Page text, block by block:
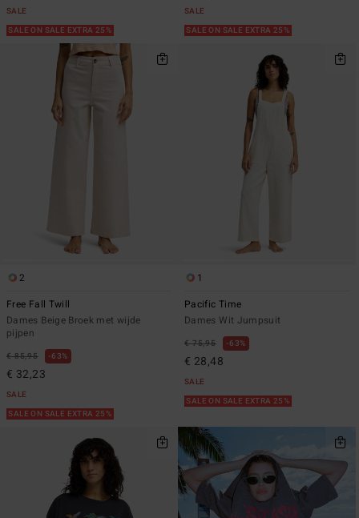
SALE
SALE ON SALE EXTRA 25%
SALE
SALE ON SALE EXTRA 25%
2
Free Fall Twill
Dames Beige Broek met wijde
pijpen
€ 85,95 63%
€ 32,23
SALE
SALE ON SALE EXTRA 25%
1
Pacific Time
Dames Wit Jumpsuit
€ 75,95 63%
€ 28,48
SALE
SALE ON SALE EXTRA 25%